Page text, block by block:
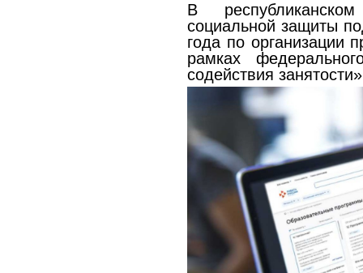
В
социальной защиты
года по организации
рамках
содействия